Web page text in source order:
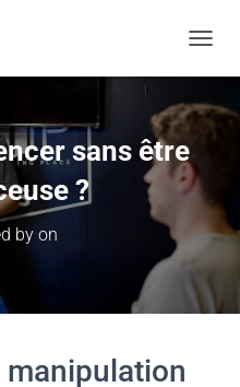
sans être
?
by on
manipulation